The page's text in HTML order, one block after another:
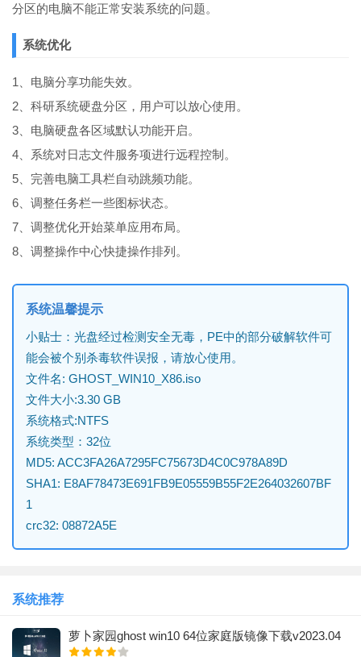
分区的电脑不能正常安装系统的问题。
系统优化
1、电脑分享功能失效。
2、科研系统硬盘分区，用户可以放心使用。
3、电脑硬盘各区域默认功能开启。
4、系统对日志文件服务项进行远程控制。
5、完善电脑工具栏自动跳频功能。
6、调整任务栏一些图标状态。
7、调整优化开始菜单应用布局。
8、调整操作中心快捷操作排列。
系统温馨提示
小贴士：光盘经过检测安全无毒，PE中的部分破解软件可
能会被个别杀毒软件误报，请放心使用。
文件名: GHOST_WIN10_X86.iso
文件大小:3.30 GB
系统格式:NTFS
系统类型：32位
MD5: ACC3FA26A7295FC75673D4C0C978A89D
SHA1: E8AF78473E691FB9E05559B55F2E264032607BF
1
crc32: 08872A5E
系统推荐
萝卜家园ghost win10 64位家庭版镜像下载v2023.04